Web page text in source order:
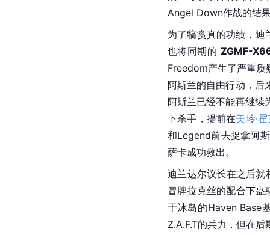
Angel Down作战的结
为了犒赏真的功绩，
也将同期的 ZGMF-
Freedom产生了严重质
阿斯兰的自由行动，后
阿斯兰已经不能再继续
下杀手，提前在美玲·
和Legend前去捉拿阿
萨卡成功救出。
迪兰达尔议长在之后就
冒牌拉克丝的配合下蛊
于冰岛的Haven Base
Z.A.F.T的兵力，但在